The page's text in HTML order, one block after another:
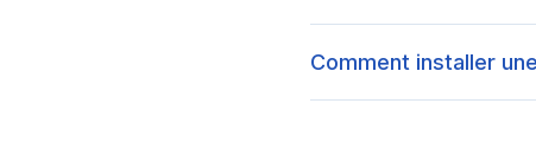
Comment installer